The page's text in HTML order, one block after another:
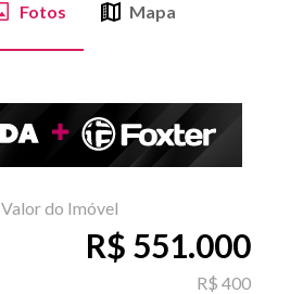
Fotos Mapa
Valor do Imóvel
R$ 551.000
R$ 400